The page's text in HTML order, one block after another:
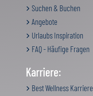
Suchen & Buchen
Angebote
Urlaubs Inspiration
FAQ - Häufige Fragen
Karriere:
Best Wellness Karriere